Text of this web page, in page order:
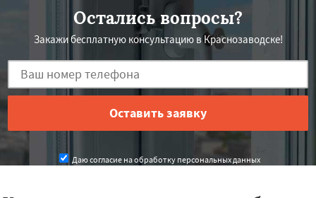
Остались вопросы?
Закажи бесплатную консультацию в Краснозаводске!
Даю согласие на обработку персональных данных